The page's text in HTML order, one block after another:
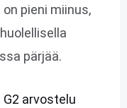
pieni miinus,
pärjää.
G2 arvostelu